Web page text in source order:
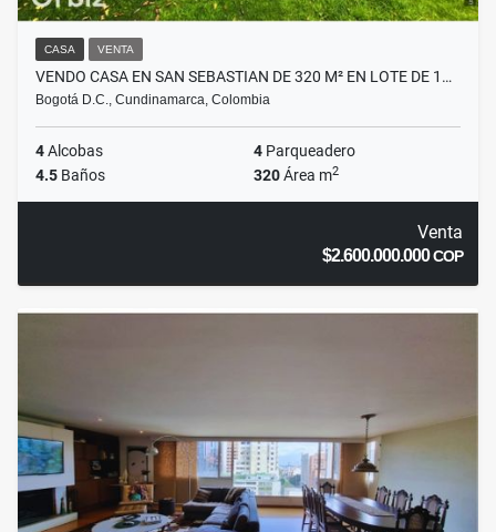
CASA VENTA
VENDO CASA EN SAN SEBASTIAN DE 320 M² EN LOTE DE 1…
Bogotá D.C., Cundinamarca, Colombia
4Alcobas 4 Parqueadero
4.5 Baños 320Área m2
Venta
$2.600.000.000COP